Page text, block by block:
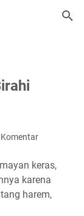
keras,
karena
harem,